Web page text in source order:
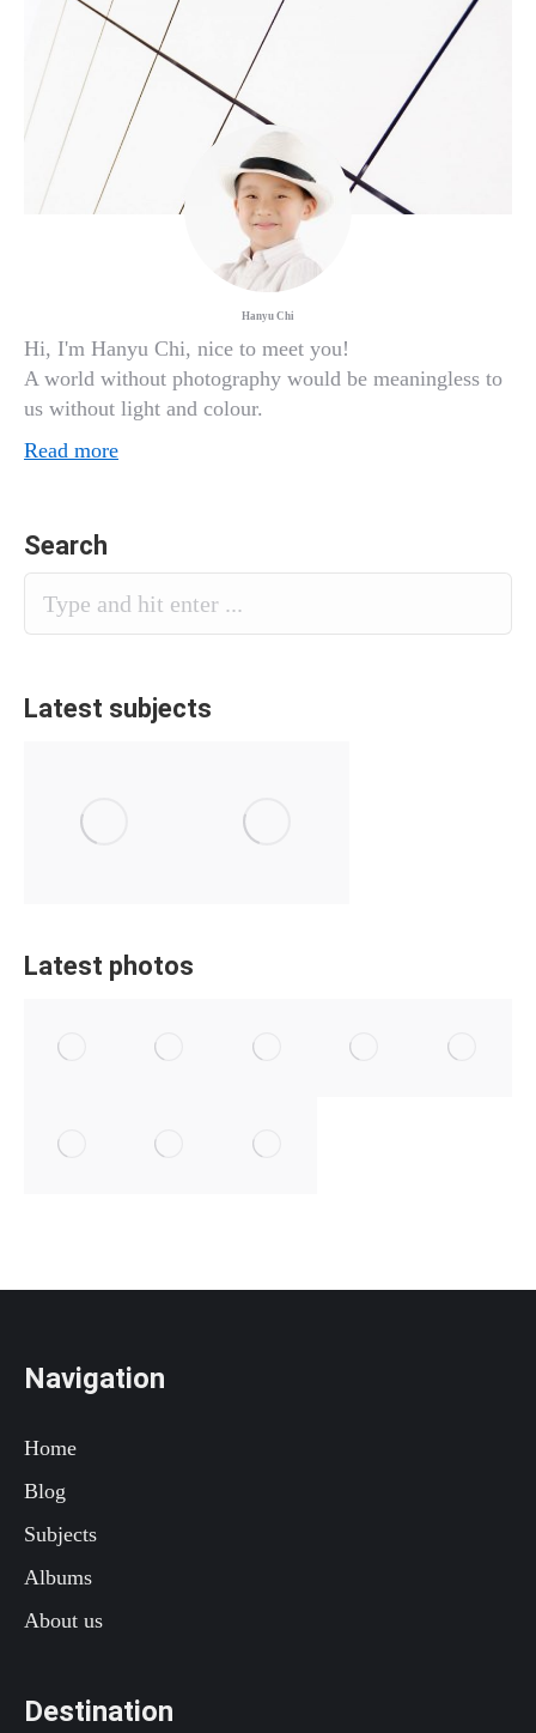
Hanyu Chi
Hi, I'm Hanyu Chi, nice to meet you!
A world without photography would be meaningless to
us without light and colour.
Read more
Search
Latest subjects
Latest photos
Navigation
Home
Blog
Subjects
Albums
About us
Destination